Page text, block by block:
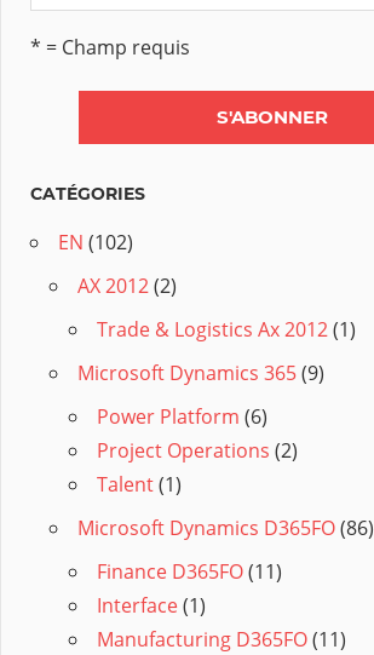
* = Champ requis
CATÉGORIES
EN (102)
AX 2012(2)
Trade & Logistics Ax 2012(1)
Microsoft Dynamics 365(9)
Power Platform (6)
Project Operations (2)
Talent(1)
Microsoft Dynamics D365FO(86)
Finance D365FO(11)
Interface(1)
Manufacturing D365FO(11)